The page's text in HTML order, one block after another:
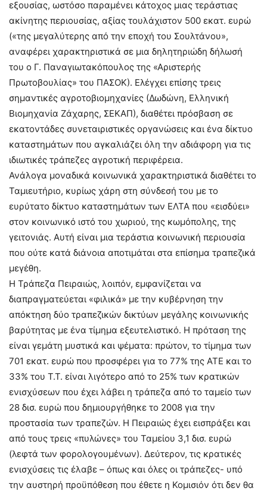
εξουσίας, ωστόσο παραμένει κάτοχος μιας τεράστιας
ακίνητης περιουσίας, αξίας τουλάχιστον 500 εκατ. ευρώ
(«της μεγαλύτερης από την εποχή του Σουλτάνου»,
αναφέρει χαρακτηριστικά σε μια δηλητηριώδη δήλωσή
του ο Γ. Παναγιωτακόπουλος της «Αριστερής
Πρωτοβουλίας» του ΠΑΣΟΚ). Ελέγχει επίσης τρεις
σημαντικές αγροτοβιομηχανίες (Δωδώνη, Ελληνική
Βιομηχανία Ζάχαρης, ΣΕΚΑΠ), διαθέτει πρόσβαση σε
εκατοντάδες συνεταιριστικές οργανώσεις και ένα δίκτυο
καταστημάτων που αγκαλιάζει όλη την αδιάφορη για τις
ιδιωτικές τράπεζες αγροτική περιφέρεια.
Ανάλογα μοναδικά κοινωνικά χαρακτηριστικά διαθέτει το
Ταμιευτήριο, κυρίως χάρη στη σύνδεσή του με το
ευρύτατο δίκτυο καταστημάτων των ΕΛΤΑ που «εισδύει»
στον κοινωνικό ιστό του χωριού, της κωμόπολης, της
γειτονιάς. Αυτή είναι μια τεράστια κοινωνική περιουσία
που ούτε κατά διάνοια αποτιμάται στα επίσημα τραπεζικά
μεγέθη.
Η Τράπεζα Πειραιώς, λοιπόν, εμφανίζεται να
διαπραγματεύεται «φιλικά» με την κυβέρνηση την
απόκτηση δύο τραπεζικών δικτύων μεγάλης κοινωνικής
βαρύτητας με ένα τίμημα εξευτελιστικό. Η πρόταση της
είναι γεμάτη μυστικά και ψέματα: πρώτον, το τίμημα των
701 εκατ. ευρώ που προσφέρει για το 77% της ΑΤΕ και το
33% του Τ.Τ. είναι λιγότερο από το 25% των κρατικών
ενισχύσεων που έχει λάβει η τράπεζα από το ταμείο των
28 δισ. ευρώ που δημιουργήθηκε το 2008 για την
προστασία των τραπεζών. Η Πειραιώς έχει εισπράξει και
από τους τρεις «πυλώνες» του Ταμείου 3,1 δισ. ευρώ
(λεφτά των φορολογουμένων). Δεύτερον, τις κρατικές
ενισχύσεις τις έλαβε – όπως και όλες οι τράπεζες- υπό
την αυστηρή προϋπόθεση που έθετε η Κομισιόν ότι δεν θα